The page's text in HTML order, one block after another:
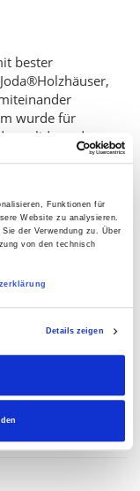
Funktionen für
Website zu analysieren.
der Verwendung zu. Über
von den technisch
Details zeigen
bester
wurde für
solide und
Räumen seine